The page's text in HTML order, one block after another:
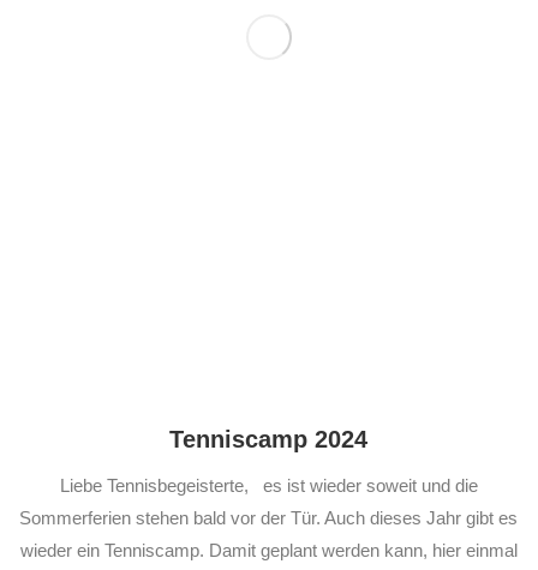
Tenniscamp 2024
Liebe Tennisbegeisterte, es ist wieder soweit und die
Sommerferien stehen bald vor der Tür. Auch dieses Jahr gibt es
wieder ein Tenniscamp. Damit geplant werden kann, hier einmal